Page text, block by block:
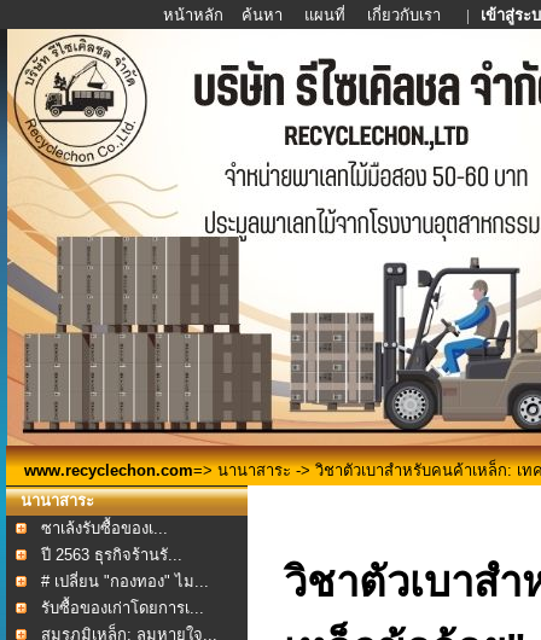
หน้าหลัก ค้นหา แผนที่ เกี่ยวกับเรา | เข้าสู่ระ
www.recyclechon.com=> นานาสาระ -> วิชาตัวเบาสำหรับคนค้าเหล็ก: เ
นานาสาระ
ซาเล้งรับซื้อของเ...
ปี 2563 ธุรกิจร้านรั...
# เปลี่ยน "กองทอง" ไม...
รับซื้อของเก่าโดยการเ...
สมรภูมิเหล็ก: ลมหายใจ...
วิชาตัวเบาส